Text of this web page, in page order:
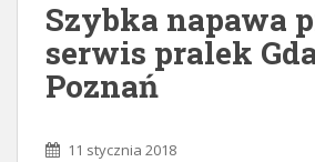
Szybka napawa
serwis pralek
Poznań
11 stycznia 2018